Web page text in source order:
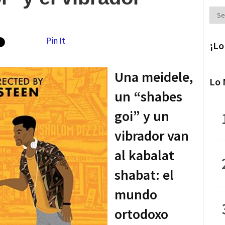
Pin It
Una meidele,
un “shabes
goi” y un
vibrador van
al kabalat
shabat: el
mundo
ortodoxo
Lo